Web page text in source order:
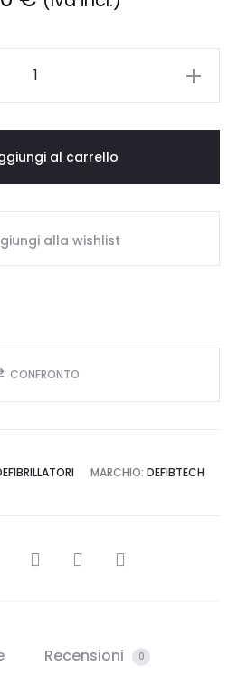
al carrello
alla wishlist
CONFRONTO
MARCHIO: DEFIBTECH
Recensioni 0